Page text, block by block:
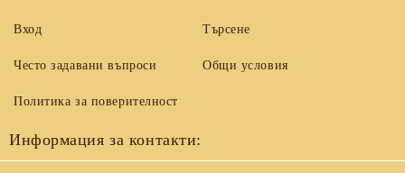
Вход
Често задавани въпроси
Търсене
Общи условия
Политика за поверителност
Информация за контакти: